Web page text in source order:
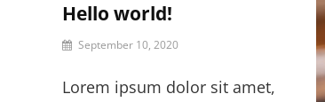
Hello world!
September 10, 2020
Lorem ipsum dolor sit amet,